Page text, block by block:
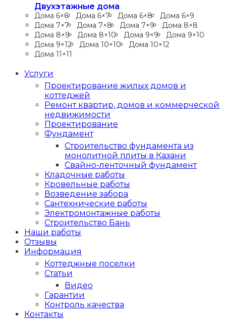
Двухэтажные дома
Дома 6×6 Дома 6×7 Дома 6×8
Дома 6×9
Дома 7×7
Дома 7×8 Дома 7×9
Дома 8×8
Дома 8×9
Дома 8×10 Дома 9×9
Дома 9×10
Дома 9×12
Дома 10×10
Дома 10×12
Дома 11×11
Услуги
Проектирование жилых домов и
коттеджей
Ремонт квартир, домов и коммерческой
недвижимости
Проектирование
Фундамент
Строительство фундамента из
монолитной плиты в Казани
Свайно-ленточный фундамент
Кладочные работы
Кровельные работы
Возведение забора
Сантехнические работы
Электромонтажные работы
Строительство Бань
Наши работы
Отзывы
Информация
Коттеджные поселки
Статьи
Видео
Гарантии
Контроль качества
Контакты